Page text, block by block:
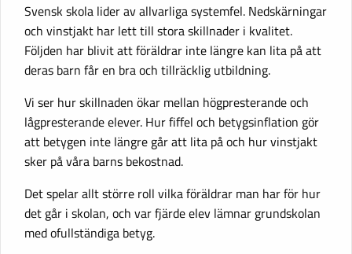
Svensk skola lider av allvarliga systemfel. Nedskärningar
och vinstjakt har lett till stora skillnader i kvalitet.
Följden har blivit att föräldrar inte längre kan lita på att
deras barn får en bra och tillräcklig utbildning.
Vi ser hur skillnaden ökar mellan högpresterande och
lågpresterande elever. Hur fiffel och betygsinflation gör
att betygen inte längre går att lita på och hur vinstjakt
sker på våra barns bekostnad.
Det spelar allt större roll vilka föräldrar man har för hur
det går i skolan, och var fjärde elev lämnar grundskolan
med ofullständiga betyg.